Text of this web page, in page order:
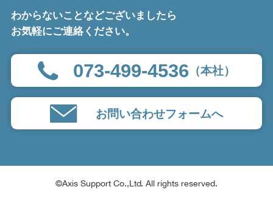
わからないことなどございましたら
お気軽にご連絡ください。
073-499-4536 （本社）
お問い合わせフォームへ
©Axis Support Co.,Ltd. All rights reserved.